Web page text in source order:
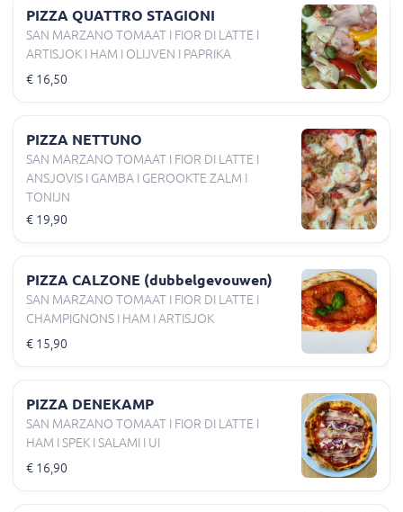
PIZZA QUATTRO STAGIONI
SAN MARZANO TOMAAT I FIOR DI LATTE I
ARTISJOK I HAM I OLIJVEN I PAPRIKA
€ 16,50
PIZZA NETTUNO
SAN MARZANO TOMAAT I FIOR DI LATTE I
ANSJOVIS I GAMBA I GEROOKTE ZALM I
TONIJN
€ 19,90
PIZZA CALZONE (dubbelgevouwen)
SAN MARZANO TOMAAT I FIOR DI LATTE I
CHAMPIGNONS I HAM I ARTISJOK
€ 15,90
PIZZA DENEKAMP
SAN MARZANO TOMAAT I FIOR DI LATTE I
HAM I SPEK I SALAMI I UI
€ 16,90